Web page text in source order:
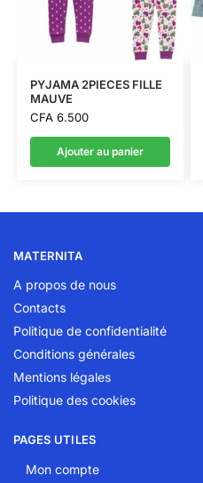
PYJAMA 2PIECES FILLE
MAUVE
CFA6.500
Ajouter au panier
MATERNITA
A propos de nous
Contacts
Politique de confidentialité
Conditions générales
Mentions légales
Politique des cookies
PAGES UTILES
Mon compte